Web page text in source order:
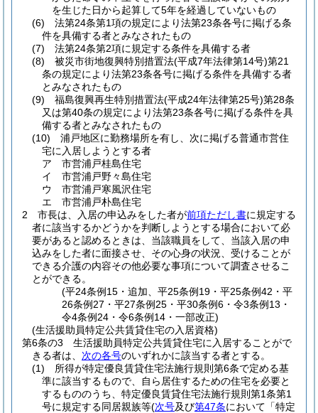
を生じた日から起算して5年を経過していないもの
(6)
法第24条第1項の規定により法第23条各号に掲げる条
件を具備する者とみなされたもの
(7)
法第24条第2項に規定する条件を具備する者
(8)
被災市街地復興特別措置法(平成7年法律第14号)第21
条の規定により法第23条各号に掲げる条件を具備する者
とみなされたもの
(9)
福島復興再生特別措置法(平成24年法律第25号)第28条
又は第40条の規定により法第23条各号に掲げる条件を具
備する者とみなされたもの
(10)
浦戸地区に勤務場所を有し、次に掲げる普通市営住
宅に入居しようとする者
ア
市営浦戸桂島住宅
イ
市営浦戸野々島住宅
ウ
市営浦戸寒風沢住宅
エ
市営浦戸朴島住宅
2
市長は、入居の申込みをした者が前項ただし書に規定する
者に該当するかどうかを判断しようとする場合において必
要があると認めるときは、当該職員をして、当該入居の申
込みをした者に面接させ、その心身の状況、受けることが
できる介護の内容その他必要な事項について調査させるこ
とができる。
(平24条例15・追加、平25条例19・平25条例42・平
26条例27・平27条例25・平30条例6・令3条例13・
令4条例24・令6条例14・一部改正)
(生活援助員特定公共賃貸住宅の入居資格)
第6条の3
生活援助員特定公共賃貸住宅に入居することがで
きる者は、 次の各号のいずれかに該当する者とする。
(1)
所得が特定優良賃貸住宅法施行規則第6条で定める基
準に該当するもので、自ら居住するための住宅を必要と
するもののうち、特定優良賃貸住宅法施行規則第1条第1
号に規定する同居親族等(次号及び第47条において「特定